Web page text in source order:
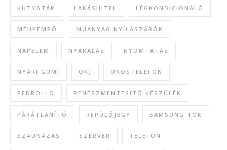
KUTYATÁP LAKÁSHITEL LÉGKONDICIONÁLÓ
MÉHPEMPŐ MŰANYAG NYÍLÁSZÁRÓK
NAPELEM NYARALÁS NYOMTATÁS
NYÁRI GUMI OKJ OKOSTELEFON
PEDROLLO PENÉSZMENTESÍTŐ KÉSZÜLÉK
PÁRÁTLANÍTÓ REPÜLŐJEGY SAMSUNG TOK
SZAUNÁZÁS SZERVER TELEFON